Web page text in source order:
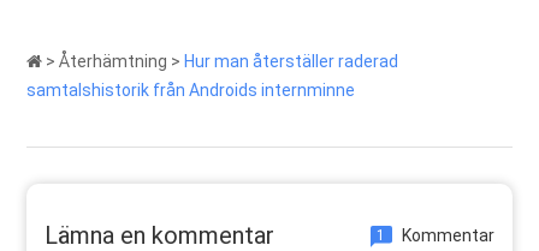
>Återhämtning > Hur man återställer raderad
samtalshistorik från Androids internminne
Lämna en kommentar 1 Kommentar